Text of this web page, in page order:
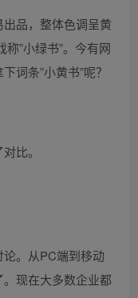
品，整体色调呈黄
”小绿书”。今有网
词条”小黄书”呢？
比。
。从PC端到移动
现在大多数企业都